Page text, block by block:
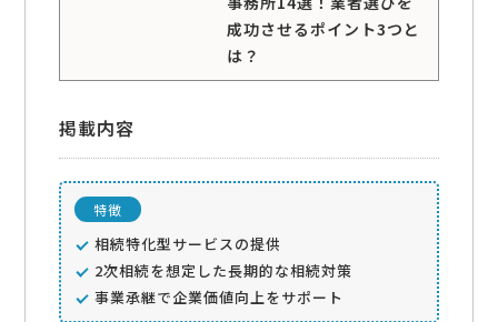
成功させるポイント3つと
は？
掲載内容
特徴
相続特化型サービスの提供
2次相続を想定した長期的な相続対策
事業承継で企業価値向上をサポート